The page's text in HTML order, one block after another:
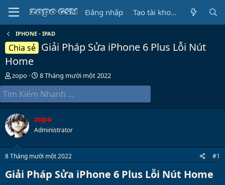
Đăng nhập Tạo tài khoản
IPHONE - IPAD
Chia sẻ Giải Pháp Sửa iPhone 6 Plus Lỗi Nút
Home
B
ắ
t
đ
ầ
u
zopo
N
g
à
y
b
ắ
t
ầ
u
8 Tháng mười một 2022
zopo
Administrator
8 Tháng mười một 2022 #1
Giải Pháp Sửa iPhone 6 Plus Lỗi Nút Home​